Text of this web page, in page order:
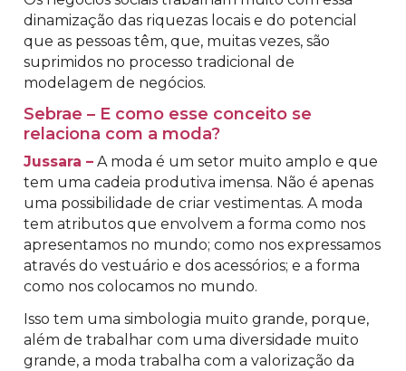
dinamização das riquezas locais e do potencial
que as pessoas têm, que, muitas vezes, são
suprimidos no processo tradicional de
modelagem de negócios.
Sebrae – E como esse conceito se
relaciona com a moda?
Jussara – A moda é um setor muito amplo e que
tem uma cadeia produtiva imensa. Não é apenas
uma possibilidade de criar vestimentas. A moda
tem atributos que envolvem a forma como nos
apresentamos no mundo; como nos expressamos
através do vestuário e dos acessórios; e a forma
como nos colocamos no mundo.
Isso tem uma simbologia muito grande, porque,
além de trabalhar com uma diversidade muito
grande, a moda trabalha com a valorização da